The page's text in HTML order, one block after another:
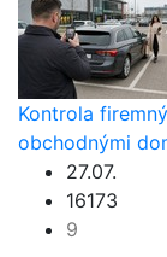
Kontrola
obchodnými
27.07.
16173
9